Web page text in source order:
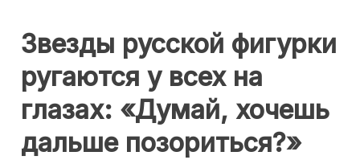
Звезды русской фигурки
ругаются у всех на
глазах: «Думай, хочешь
дальше позориться?»